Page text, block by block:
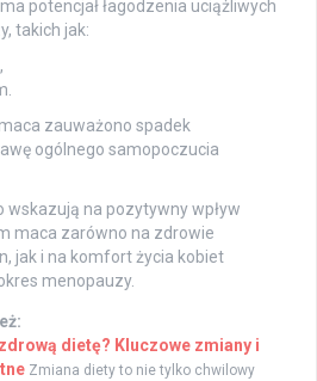
potencjał łagodzenia uciążliwych
takich jak:
zauważono spadek
ogólnego samopoczucia
wskazują na pozytywny wpływ
maca zarówno na zdrowie
jak i na komfort życia kobiet
menopauzy.
dietę? Kluczowe zmiany i
Zmiana diety to nie tylko chwilowy